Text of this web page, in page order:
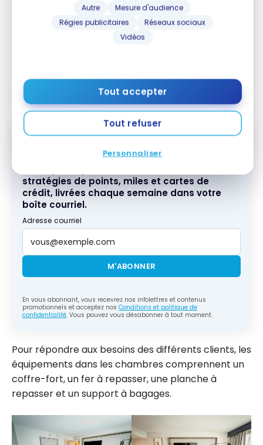
Autre
Mesure d'audience
Régies publicitaires
Réseaux sociaux
Vidéos
Tout accepter
Tout refuser
Personnaliser
Les lits étaient confortables, avec des oreillers
moelleux et une prise électrique commodément
une cafetière font partie des équipements de la
chambre.
Abonnez-vous gratuitement à l'infolettre
stratégies de points, miles et cartes de
crédit, livrées chaque semaine dans votre
boîte courriel.
Adresse courriel
M'ABONNER
En vous abonnant, vous recevrez nos infolettres et contenus
promotionnels et acceptez nos Conditions et politique de
confidentialité. Vous pouvez vous désabonner à tout moment.
Pour répondre aux besoins des différents clients, les
équipements dans les chambres comprennent un
coffre-fort, un fer à repasser, une planche à
repasser et un support à bagages.